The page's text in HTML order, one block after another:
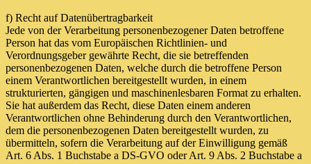
f) Recht auf Datenübertragbarkeit
Jede von der Verarbeitung personenbezogener Daten betroffene
Person hat das vom Europäischen Richtlinien- und
Verordnungsgeber gewährte Recht, die sie betreffenden
personenbezogenen Daten, welche durch die betroffene Person
einem Verantwortlichen bereitgestellt wurden, in einem
strukturierten, gängigen und maschinenlesbaren Format zu erhalten.
Sie hat außerdem das Recht, diese Daten einem anderen
Verantwortlichen ohne Behinderung durch den Verantwortlichen,
dem die personenbezogenen Daten bereitgestellt wurden, zu
übermitteln, sofern die Verarbeitung auf der Einwilligung gemäß
Art. 6 Abs. 1 Buchstabe a DS-GVO oder Art. 9 Abs. 2 Buchstabe a